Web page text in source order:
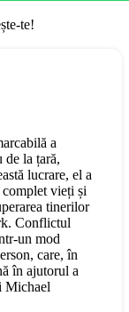
te!
a
la țară,
lucrare, el a
complet vieți și
tinerilor
Conflictul
un mod
care, în
în ajutorul a
Michael